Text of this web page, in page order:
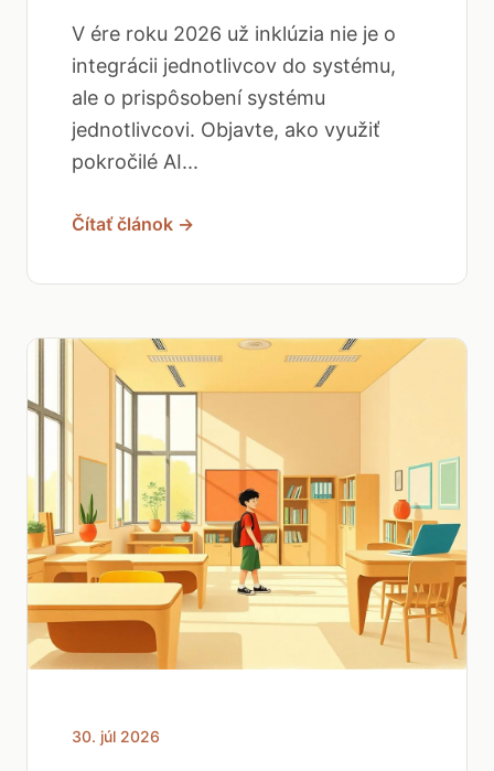
V ére roku 2026 už inklúzia nie je o
integrácii jednotlivcov do systému,
ale o prispôsobení systému
jednotlivcovi. Objavte, ako využiť
pokročilé AI...
Čítať článok →
30. júl 2026